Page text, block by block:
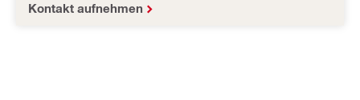
Kontakt aufnehmen